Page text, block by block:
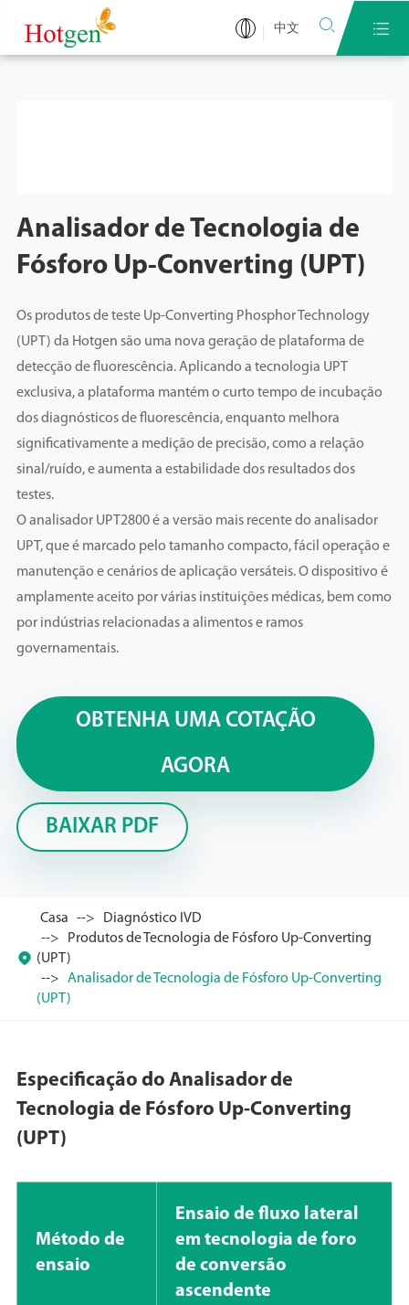
中文  
Analisador de Tecnologia de
Fósforo Up-Converting (UPT)
Os produtos de teste Up-Converting Phosphor Technology
(UPT) da Hotgen são uma nova geração de plataforma de
detecção de fluorescência. Aplicando a tecnologia UPT
exclusiva, a plataforma mantém o curto tempo de incubação
dos diagnósticos de fluorescência, enquanto melhora
significativamente a medição de precisão, como a relação
sinal/ruído, e aumenta a estabilidade dos resultados dos
testes.
O analisador UPT2800 é a versão mais recente do analisador
UPT, que é marcado pelo tamanho compacto, fácil operação e
manutenção e cenários de aplicação versáteis. O dispositivo é
amplamente aceito por várias instituições médicas, bem como
por indústrias relacionadas a alimentos e ramos
governamentais.
OBTENHA UMA COTAÇÃO
AGORA
BAIXAR PDF

Casa
Diagnóstico IVD
Produtos de Tecnologia de Fósforo Up-Converting
(UPT)
Analisador de Tecnologia de Fósforo Up-Converting
(UPT)
Especificação do Analisador de
Tecnologia de Fósforo Up-Converting
(UPT)
Método de
ensaio
Ensaio de fluxo lateral
em tecnologia de foro
de conversão
ascendente